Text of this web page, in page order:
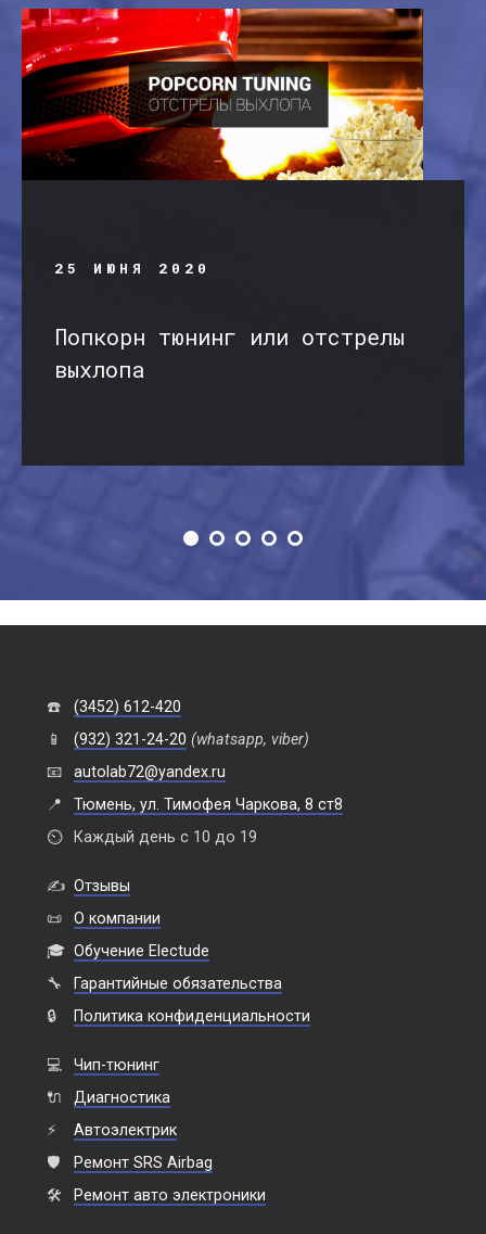
25 ИЮНЯ 2020
Попкорн тюнинг или отстрелы
выхлопа
☎️
(3452) 612-420
📱
(932) 321-24-20 (whatsapp, viber)
📧
autolab72@yandex.ru
📍
Тюмень, ул. Тимофея Чаркова, 8 ст8
⏲️
Каждый день с 10 до 19
✍️ Отзывы
📜
О компании
🎓 Обучение Electude
🔧
Гарантийные обязательства
🔒
Политика конфиденциальности
💻
Чип-тюнинг
🔌
Диагностика
⚡
Автоэлектрик
🛡️
Ремонт SRS Airbag
🛠️
Ремонт авто электроники